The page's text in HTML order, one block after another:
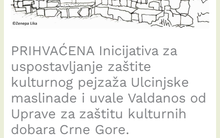
PRIHVAĆENA Inicijativa za
uspostavljanje zaštite
kulturnog pejzaža Ulcinjske
maslinade i uvale Valdanos od
Uprave za zaštitu kulturnih
dobara Crne Gore.